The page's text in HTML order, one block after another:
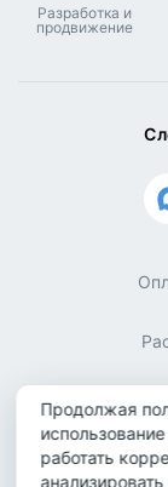
Продолжая
работать
© 2026 ООО
Политика
Разработка и
продвижение